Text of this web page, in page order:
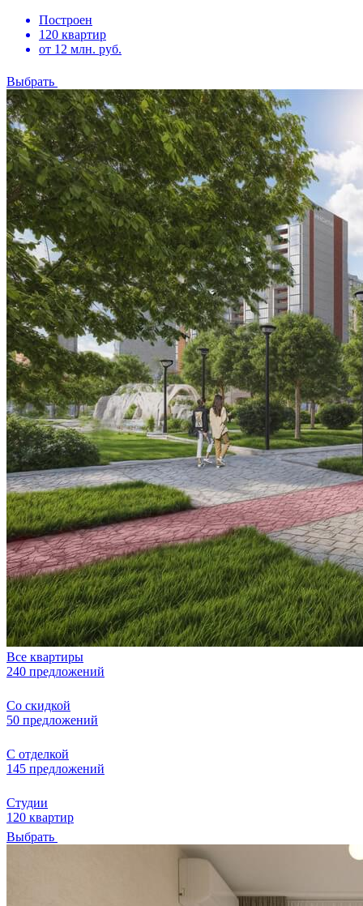
Построен
120 квартир
от 12 млн. руб.
Выбрать
Все квартиры
240 предложений
Со скидкой
50 предложений
С отделкой
145 предложений
Студии
120 квартир
Выбрать